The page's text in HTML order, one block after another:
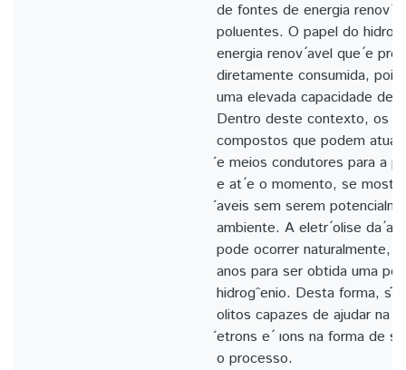
de fontes de energia renov
poluentes. O papel do
energia renov ́avel que ́e
diretamente consumida, pois
uma elevada capacidade de
Dentro deste contexto, os l
compostos que podem
́e meios condutores para a
e at ́e o momento, se
́aveis sem serem
ambiente. A eletr ́olise da
pode ocorrer naturalmente,
anos para ser obtida uma
hidrogˆenio. Desta forma, s
olitos capazes de ajudar na
́etrons e ́ ıons na forma de
o processo.